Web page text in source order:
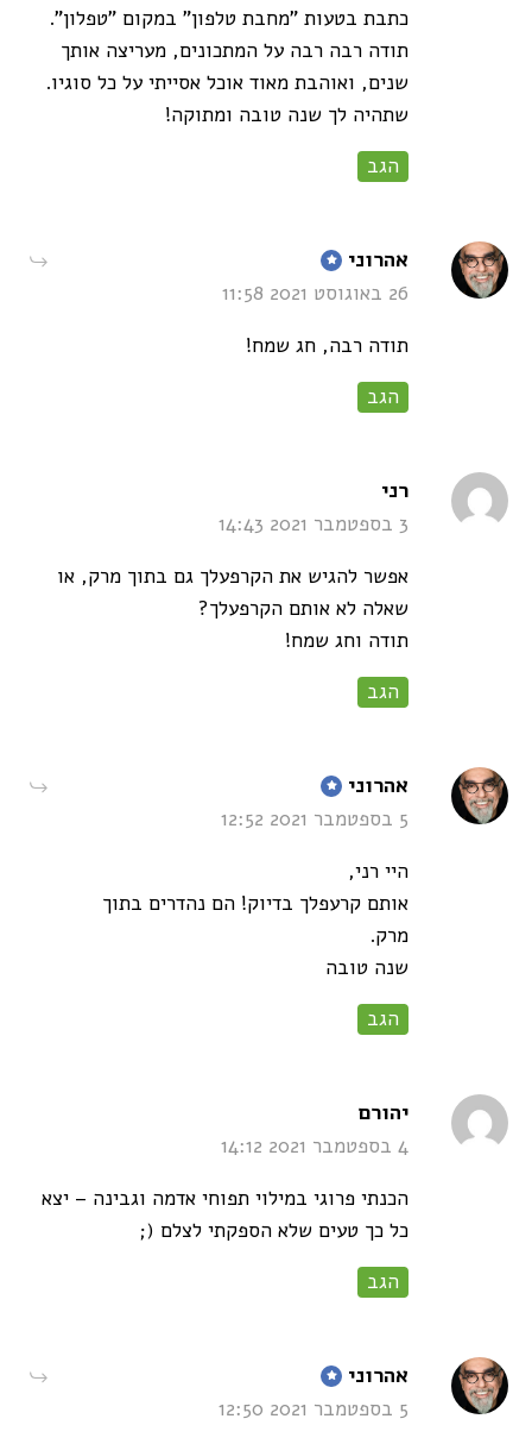
כתבת בטעות "מחבת טלפון" במקום "טפלון".
תודה רבה רבה על המתכונים, מעריצה אותך
שנים, ואוהבת מאוד אוכל אסייתי על כל סוגיו.
שתהיה לך שנה טובה ומתוקה!
הגב
אהרוני says:
26 באוגוסט 2021 11:58
תודה רבה, חג שמח!
הגב
רני
3 בספטמבר 2021 14:43
אפשר להגיש את הקרפעלך גם בתוך מרק, או
שאלה לא אותם הקרפעלך?
תודה וחג שמח!
הגב
אהרוני says:
5 בספטמבר 2021 12:52
היי רני,
אותם קרעפלך בדיוק! הם נהדרים בתוך
מרק.
שנה טובה
הגב
יהורםsays:
4 בספטמבר 2021 14:12
הכנתי פרוגי במילוי תפוחי אדמה וגבינה – יצא
כל כך טעים שלא הספקתי לצלם (;
הגב
אהרוני says:
5 בספטמבר 2021 12:50